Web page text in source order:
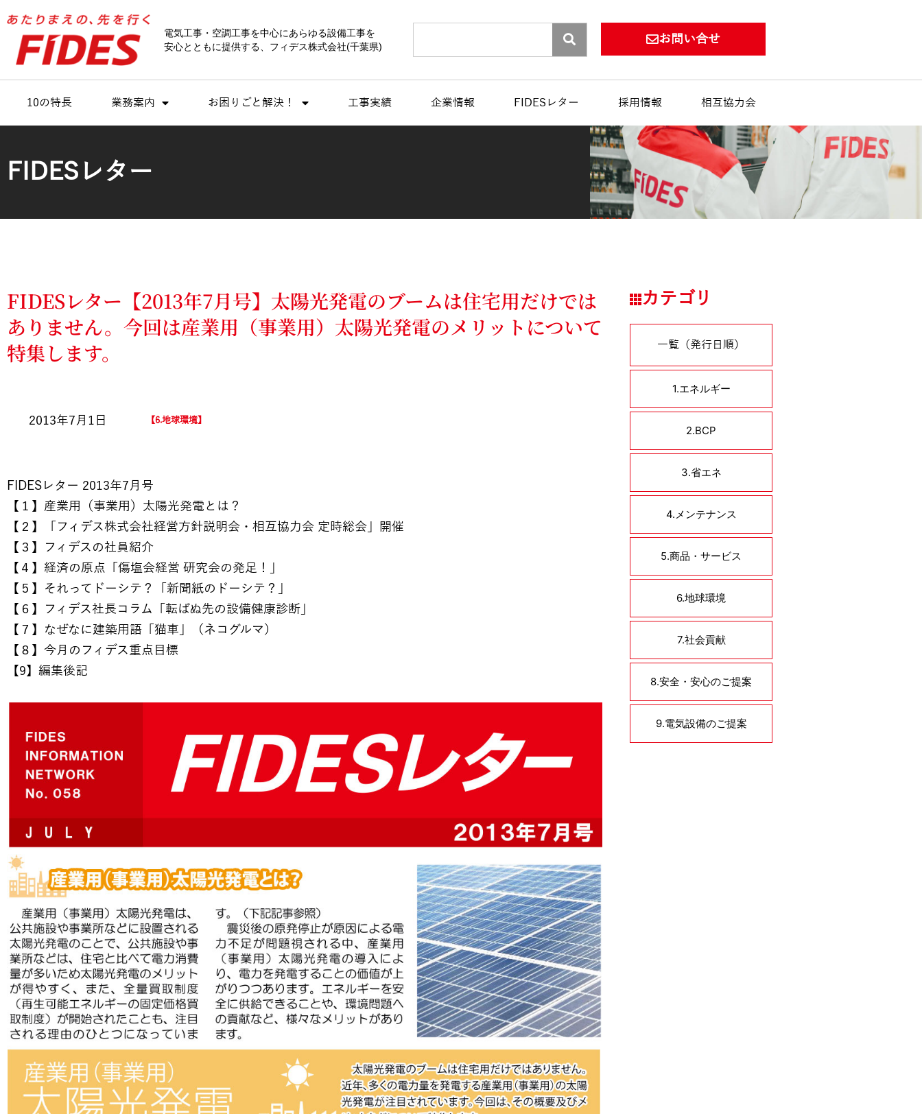
容
電気工事・空調工事を中心にあらゆる設備工事を
安心とともに提供する、フィデス株式会社(千葉県)
お問い合せ
10の特長 業務案内 お困りごと解決！ 工事実績 企業情報 FIDESレター 採用情報 相互協力会
FIDESレター
FIDESレター【2013年7月号】太陽光発電のブームは住宅用だけでは
ありません。今回は産業用（事業用）太陽光発電のメリットについて
特集します。
2013年7月1日 6.地球環境
FIDESレター 2013年7月号
【１】産業用（事業用）太陽光発電とは？
【２】「フィデス株式会社経営方針説明会・相互協力会 定時総会」開催
【３】フィデスの社員紹介
【４】経済の原点「傷塩会経営 研究会の発足！」
【５】それってドーシテ？「新聞紙のドーシテ？」
【６】フィデス社長コラム「転ばぬ先の設備健康診断」
【７】なぜなに建築用語「猫車」（ネコグルマ）
【８】今月のフィデス重点目標
【9】編集後記
カテゴリ
一覧（発行日順）
1.エネルギー
2.BCP
3.省エネ
4.メンテナンス
5.商品・サービス
6.地球環境
7.社会貢献
8.安全・安心のご提案
9.電気設備のご提案